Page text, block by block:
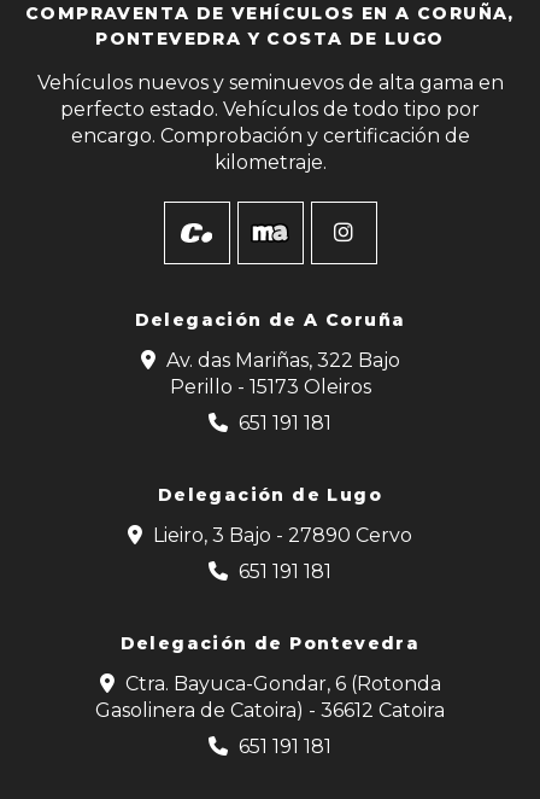
COMPRAVENTA DE VEHÍCULOS EN A CORUÑA,
PONTEVEDRA Y COSTA DE LUGO
Vehículos nuevos y seminuevos de alta gama en
perfecto estado. Vehículos de todo tipo por
encargo. Comprobación y certificación de
kilometraje.
Delegación deA Coruña
Av. das Mariñas, 322 Bajo
Perillo - 15173 Oleiros
651 191 181
Delegación de Lugo
Lieiro, 3 Bajo - 27890 Cervo
651 191 181
Delegación de Pontevedra
Ctra. Bayuca-Gondar, 6 (Rotonda
Gasolinera de Catoira) - 36612 Catoira
651 191 181